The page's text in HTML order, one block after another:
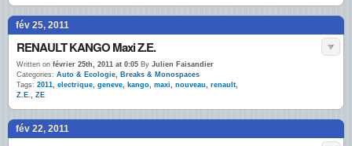
fév 25, 2011
RENAULT KANGO Maxi Z.E.
Written on février 25th, 2011 at 0:05 By Julien Faisandier
Categories: Auto & Ecologie, Breaks & Monospaces
Tags: 2011, electrique, geneve, kango, maxi, nouveau, renault,
Z.E., ZE
fév 22, 2011